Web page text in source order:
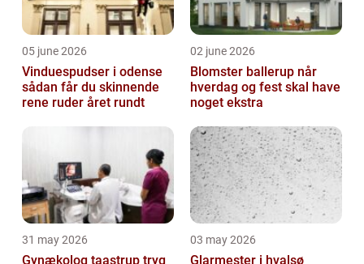
05 june 2026
Vinduespudser i odense
sådan får du skinnende
rene ruder året rundt
02 june 2026
Blomster ballerup når
hverdag og fest skal have
noget ekstra
31 may 2026
Gynækolog taastrup tryg
03 may 2026
Glarmester i hvalsø